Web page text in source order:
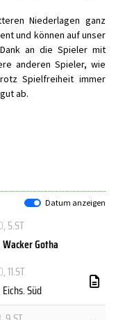
Niederlagen ganz
und können auf unser
an die Spieler mit
anderen Spieler, wie
Spielfreiheit immer
ab.
Datum anzeigen
, 5.ST
Wacker Gotha
, 11.ST
Eichs. Süd